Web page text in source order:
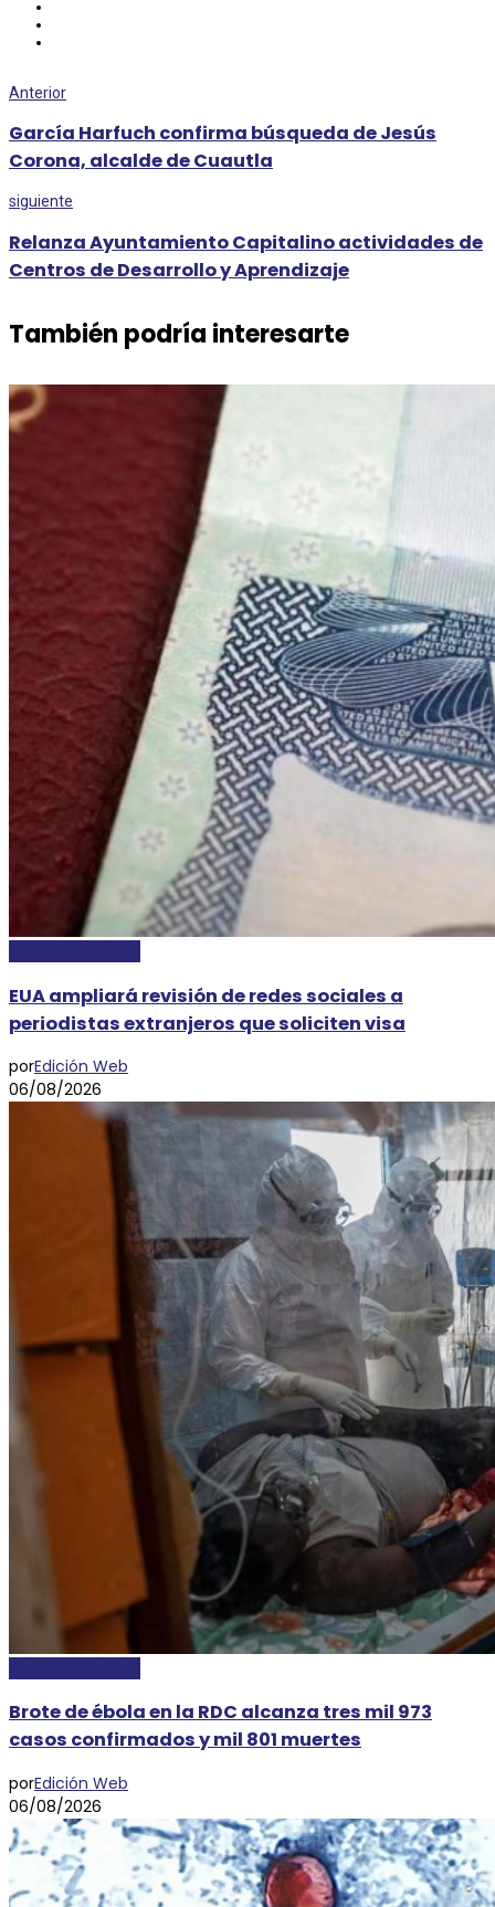
Anterior
García Harfuch confirma búsqueda de Jesús
Corona, alcalde de Cuautla
siguiente
Relanza Ayuntamiento Capitalino actividades de
Centros de Desarrollo y Aprendizaje
También podría interesarte
EUA ampliará revisión de redes sociales a
periodistas extranjeros que soliciten visa
porEdición Web
06/08/2026
Brote de ébola en la RDC alcanza tres mil 973
casos confirmados y mil 801 muertes
porEdición Web
06/08/2026